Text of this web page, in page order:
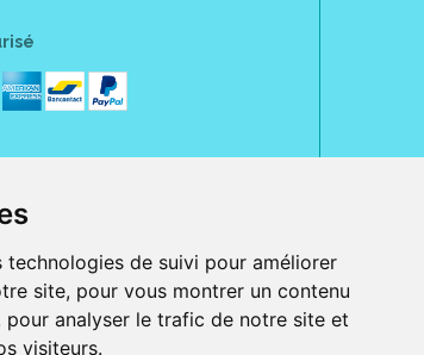
de suivi pour améliorer
site, pour vous montrer un contenu
analyser le trafic de notre site et
visiteurs.
water, methylene bis-
butylene glycol, decyl
acid, tocopheryl acetate,
Glycyrrhiza glabra root extract,
80300 Albert.